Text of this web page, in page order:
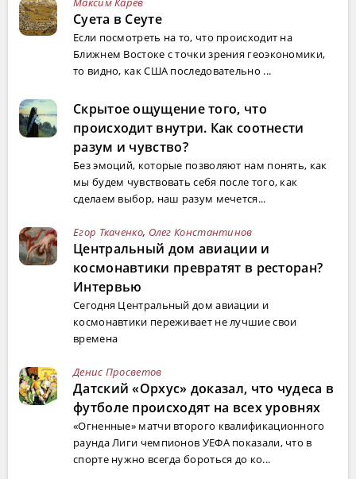
Суета в Сеуте
Если посмотреть на то, что происходит на
Ближнем Востоке с точки зрения геоэкономики,
то видно, как США последовательно ...
Скрытое ощущение того, что
происходит внутри. Как соотнести
разум и чувство?
Без эмоций, которые позволяют нам понять, как
мы будем чувствовать себя после того, как
сделаем выбор, наш разум мечется...
Егор Ткаченко, Олег Константинов
Центральный дом авиации и
космонавтики превратят в ресторан?
Интервью
Сегодня Центральный дом авиации и
космонавтики переживает не лучшие свои
времена
Денис Просветов
Датский «Орхус» доказал, что чудеса в
футболе происходят на всех уровнях
«Огненные» матчи второго квалификационного
раунда Лиги чемпионов УЕФА показали, что в
спорте нужно всегда бороться до ко...